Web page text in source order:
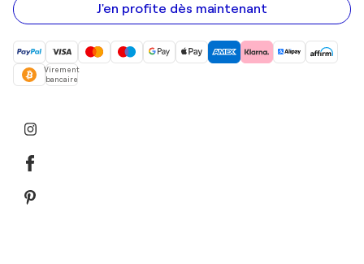
mail
J'en profite dès maintenant
Virement
bancaire